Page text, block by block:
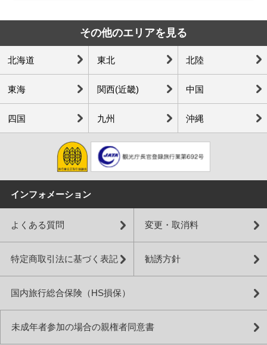
その他のエリアを見る
北海道 東北 北陸
東海 関西(近畿) 中国
四国 九州 沖縄
インフォメーション
よくある質問 変更・取消料
特定商取引法に基づく表記 勧誘方針
国内旅行総合保険（HS損保）
未成年者参加の場合の親権者同意書